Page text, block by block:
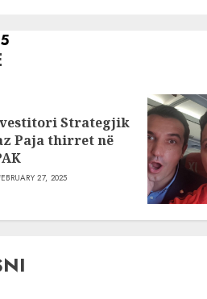
Strategjik
Paja thirret në
27, 2025